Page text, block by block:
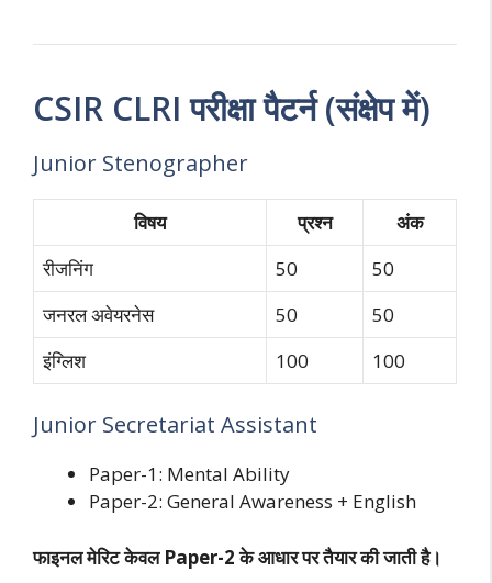
CSIR CLRI परीक्षा पैटर्न (संक्षेप में)
Junior Stenographer
विषय प्रश्न
अंक
रीजनिंग
50
50
जनरल अवेयरनेस
50
50
इंग्लिश
100 100
Junior Secretariat Assistant
Paper-1: Mental Ability
Paper-2: General Awareness + English
फाइनल मेरिट केवल Paper-2 के आधार पर तैयार की जाती है।